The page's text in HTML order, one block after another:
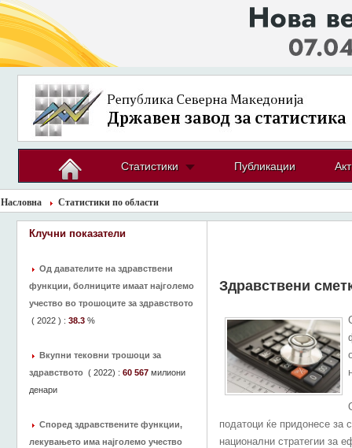
Статистики Публикации
Насловна Статистики по области
Здравствени
податоци ќе придонесе за
национални стратегии за
Клучни показатели
Од давателите на здравствени
функции, болниците имаат најголемо
учество во трошоците за здравството
( 2022 ) : 38.3 %
Вкупни тековни трошоци за
здравството ( 2022) : 60 567 милиони
денари
Според здравствените функции,
лекувањето има најголемо учество